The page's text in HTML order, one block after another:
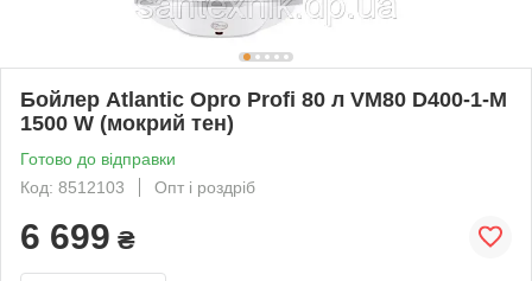
Бойлер Atlantic Opro Profi 80 л VM80 D400-1-M
1500 W (мокрий тен)
Готово до відправки
Код: 8512103
Опт і роздріб
6 699 ₴